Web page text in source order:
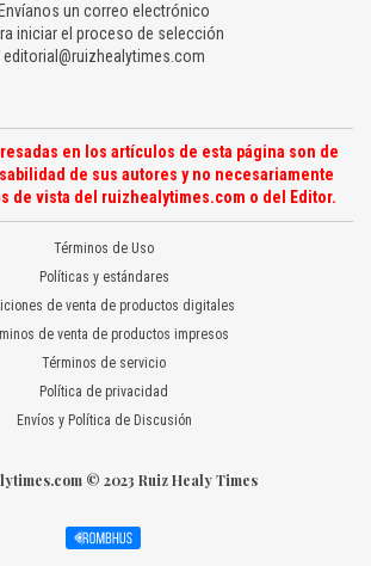
Envíanos un correo electrónico
iniciar el proceso de selección
editorial@ruizhealytimes.com
en los artículos de esta página son de
de sus autores y no necesariamente
de vista del ruizhealytimes.com o del Editor.
Términos de Uso
Políticas y estándares
de venta de productos digitales
de venta de productos impresos
Términos de servicio
Política de privacidad
Envíos y Política de Discusión
© 2023 Ruiz Healy Times